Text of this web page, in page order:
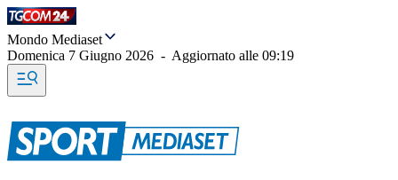
Mondo Mediaset
Domenica 7 Giugno 2026 - Aggiornato alle 09:19